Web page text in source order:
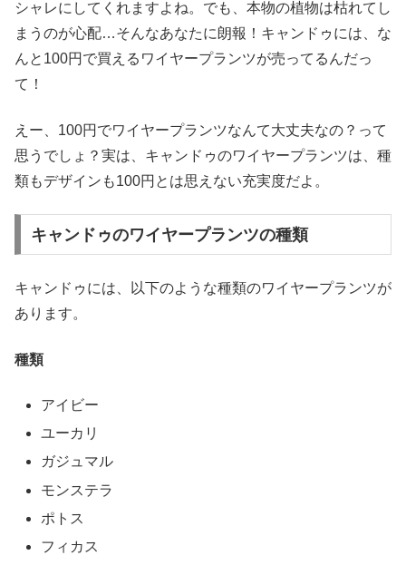
シャレにしてくれますよね。でも、本物の植物は枯れてし
まうのが心配…そんなあなたに朗報！キャンドゥには、な
んと100円で買えるワイヤープランツが売ってるんだっ
て！
えー、100円でワイヤープランツなんて大丈夫なの？って
思うでしょ？実は、キャンドゥのワイヤープランツは、種
類もデザインも100円とは思えない充実度だよ。
キャンドゥのワイヤープランツの種類
キャンドゥには、以下のような種類のワイヤープランツが
あります。
種類
アイビー
ユーカリ
ガジュマル
モンステラ
ポトス
フィカス